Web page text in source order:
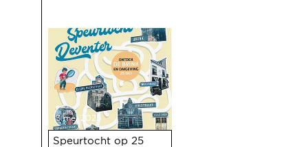
op 10 mei jl. van 100 jaar Haven
was een ongekend succes.
13 mei 2025
Speurtocht op 25